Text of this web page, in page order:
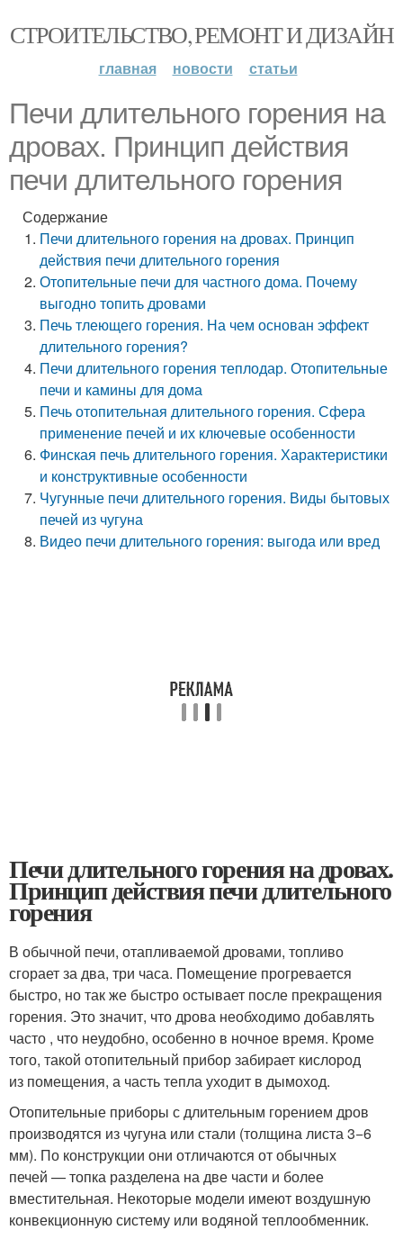
СТРОИТЕЛЬСТВО, РЕМОНТ И ДИЗАЙН
главная новости статьи
Печи длительного горения на
дровах. Принцип действия
печи длительного горения
Содержание
Печи длительного горения на дровах. Принцип
действия печи длительного горения
Отопительные печи для частного дома. Почему
выгодно топить дровами
Печь тлеющего горения. На чем основан эффект
длительного горения?
Печи длительного горения теплодар. Отопительные
печи и камины для дома
Печь отопительная длительного горения. Сфера
применение печей и их ключевые особенности
Финская печь длительного горения. Характеристики
и конструктивные особенности
Чугунные печи длительного горения. Виды бытовых
печей из чугуна
Видео печи длительного горения: выгода или вред
Печи длительного горения на дровах.
Принцип действия печи длительного
горения
В обычной печи, отапливаемой дровами, топливо
сгорает за два, три часа. Помещение прогревается
быстро, но так же быстро остывает после прекращения
горения. Это значит, что дрова необходимо добавлять
часто , что неудобно, особенно в ночное время. Кроме
того, такой отопительный прибор забирает кислород
из помещения, а часть тепла уходит в дымоход.
Отопительные приборы с длительным горением дров
производятся из чугуна или стали (толщина листа 3−6
мм). По конструкции они отличаются от обычных
печей — топка разделена на две части и более
вместительная. Некоторые модели имеют воздушную
конвекционную систему или водяной теплообменник.